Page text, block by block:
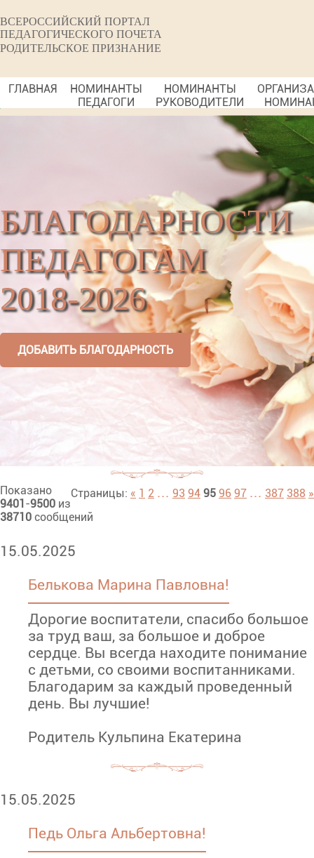
ВСЕРОССИЙСКИЙ ПОРТАЛ
ПЕДАГОГИЧЕСКОГО ПОЧЕТА
РОДИТЕЛЬСКОЕ ПРИЗНАНИЕ
ГЛАВНАЯ
НОМИНАНТЫ
ПЕДАГОГИ
НОМИНАНТЫ
РУКОВОДИТЕЛИ
БЛАГОДАРНОСТИ
ПЕДАГОГАМ
2018-2026
ДОБАВИТЬ БЛАГОДАРНОСТЬ
Страницы: « 1 2 ... 93 94 95 96 97 ... 387 388 »
Показано
9401 -9500 из
38710 сообщений
15.05.2025
Белькова Марина Павловна!
Дорогие воспитатели, спасибо большое
за труд ваш, за большое и доброе
сердце. Вы всегда находите понимание
с детьми, со своими воспитанниками.
Благодарим за каждый проведенный
день. Вы лучшие!
Родитель Кульпина Екатерина
15.05.2025
Педь Ольга Альбертовна!